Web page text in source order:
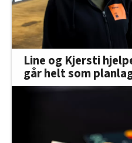
Line og Kjersti
går helt som